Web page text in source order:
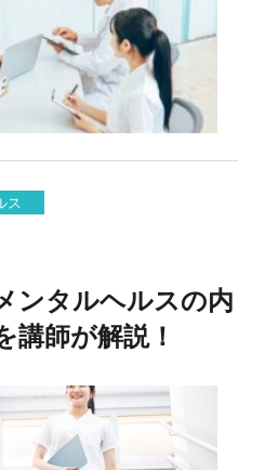
ス
ンタルヘルスの内
講師が解説！